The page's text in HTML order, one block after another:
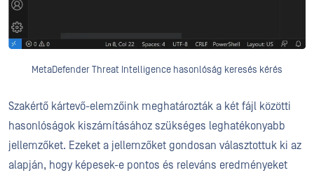
MetaDefender Threat Intelligence hasonlóság keresés kérés
Szakértő kártevő-elemzőink meghatározták a két fájl közötti
hasonlóságok kiszámításához szükséges leghatékonyabb
jellemzőket. Ezeket a jellemzőket gondosan választottuk ki az
alapján, hogy képesek-e pontos és releváns eredményeket